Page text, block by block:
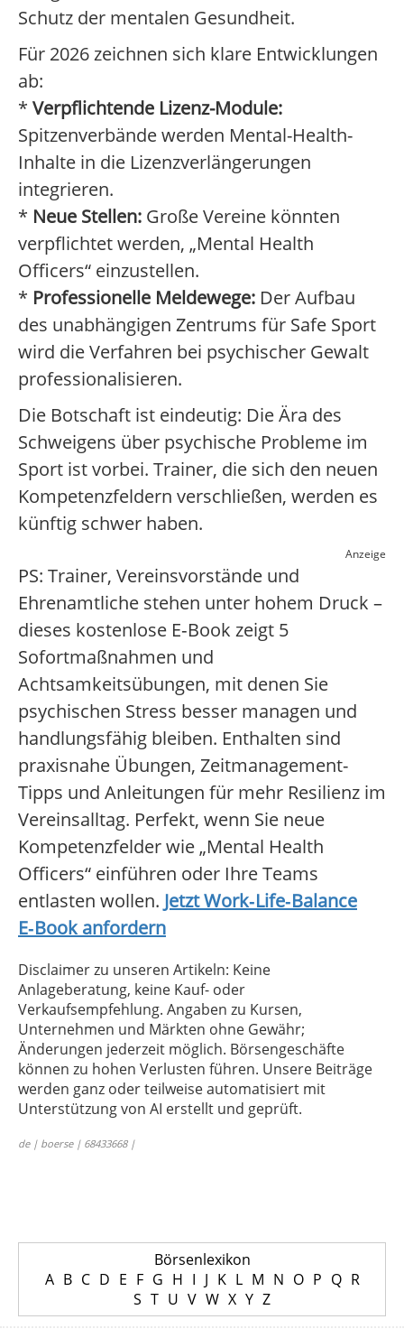
Schutz der mentalen Gesundheit.
Für 2026 zeichnen sich klare Entwicklungen
ab:
* Verpflichtende Lizenz-Module:
Spitzenverbände werden Mental-Health-
Inhalte in die Lizenzverlängerungen
integrieren.
* Neue Stellen: Große Vereine könnten
verpflichtet werden, „Mental Health
Officers“ einzustellen.
* Professionelle Meldewege: Der Aufbau
des unabhängigen Zentrums für Safe Sport
wird die Verfahren bei psychischer Gewalt
professionalisieren.
Die Botschaft ist eindeutig: Die Ära des
Schweigens über psychische Probleme im
Sport ist vorbei. Trainer, die sich den neuen
Kompetenzfeldern verschließen, werden es
künftig schwer haben.
Anzeige
PS: Trainer, Vereinsvorstände und
Ehrenamtliche stehen unter hohem Druck –
dieses kostenlose E‑Book zeigt 5
Sofortmaßnahmen und
Achtsamkeitsübungen, mit denen Sie
psychischen Stress besser managen und
handlungsfähig bleiben. Enthalten sind
praxisnahe Übungen, Zeitmanagement-
Tipps und Anleitungen für mehr Resilienz im
Vereinsalltag. Perfekt, wenn Sie neue
Kompetenzfelder wie „Mental Health
Officers“ einführen oder Ihre Teams
entlasten wollen. Jetzt Work‑Life‑Balance
E‑Book anfordern
Disclaimer zu unseren Artikeln: Keine
Anlageberatung, keine Kauf- oder
Verkaufsempfehlung. Angaben zu Kursen,
Unternehmen und Märkten ohne Gewähr;
Änderungen jederzeit möglich. Börsengeschäfte
können zu hohen Verlusten führen. Unsere Beiträge
werden ganz oder teilweise automatisiert mit
Unterstützung von AI erstellt und geprüft.
de | boerse | 68433668 |
Börsenlexikon
A B C D E F G H I J K L M N O P Q R
S T U V W X Y Z